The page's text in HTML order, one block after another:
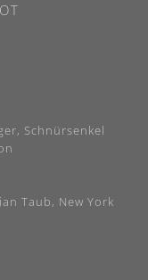
Schnürsenkel
Taub, New York